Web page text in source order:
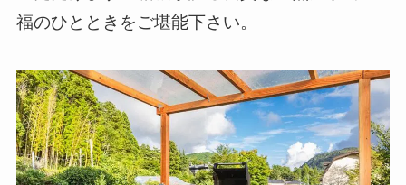
福のひとときをご堪能下さい。